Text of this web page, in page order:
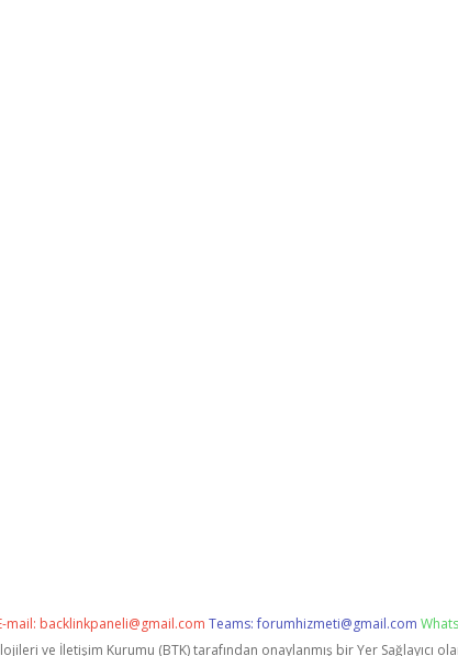
mail: backlinkpaneli@gmail.com Teams:forumhizmeti@gmail.com
ve İletişim Kurumu (BTK) tarafından onaylanmış bir Yer